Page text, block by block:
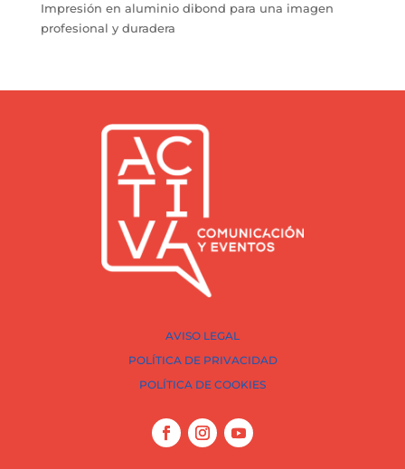
Impresión en aluminio dibond para una imagen
profesional y duradera
AVISO LEGAL
POLÍTICA DE PRIVACIDAD
POLÍTICA DE COOKIES